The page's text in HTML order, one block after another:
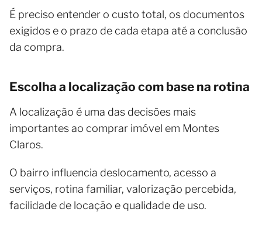
É preciso entender o custo total, os documentos
exigidos e o prazo de cada etapa até a conclusão
da compra.
Escolha a localização com base na rotina
A localização é uma das decisões mais
importantes ao comprar imóvel em Montes
Claros.
O bairro influencia deslocamento, acesso a
serviços, rotina familiar, valorização percebida,
facilidade de locação e qualidade de uso.